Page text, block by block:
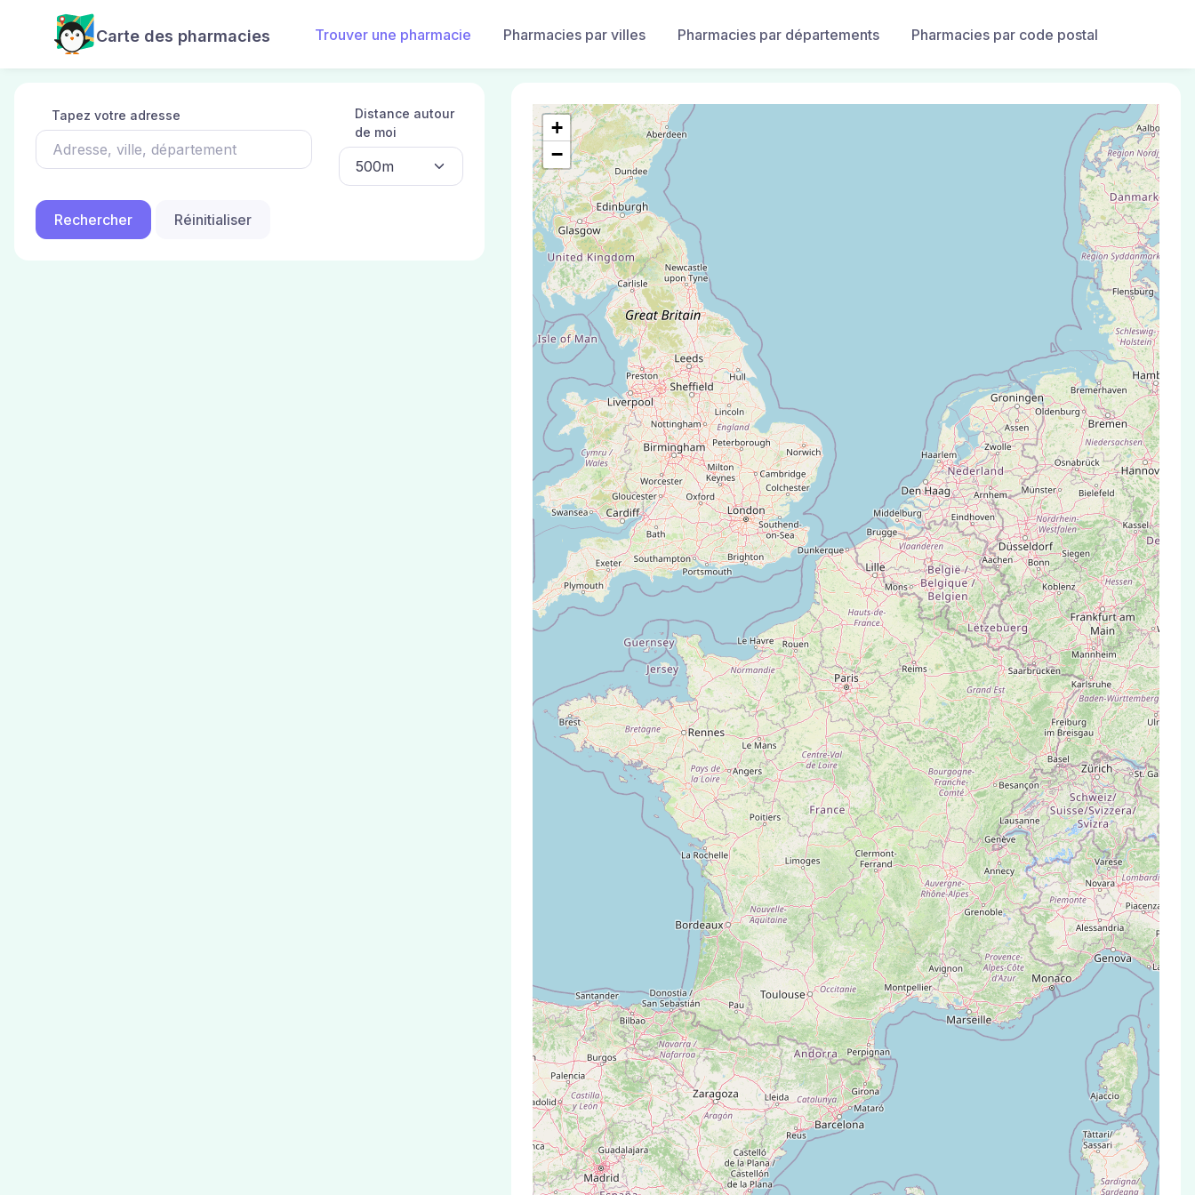
Carte des pharmacies Trouver une pharmacie Pharmacies par villes Pharmacies par départements Pharmacies par code postal
Tapez votre adresse
Distance autour
de moi
Réinitialiser
+
−